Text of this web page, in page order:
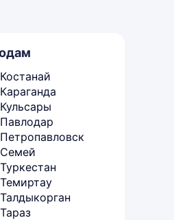
Костанай
Караганда
Кульсары
Павлодар
Петропавловск
Семей
Туркестан
Темиртау
Талдыкорган
Тараз